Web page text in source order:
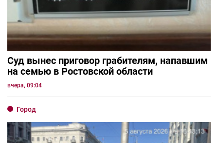
Суд вынес приговор грабителям, напавшим
на семью в Ростовской области
вчера, 09:04
Город